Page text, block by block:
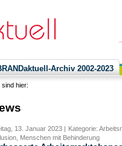
Archiv 2002-2023
sind hier:
13. Januar 2023 |
Kategorie:
Menschen mit Behinderung